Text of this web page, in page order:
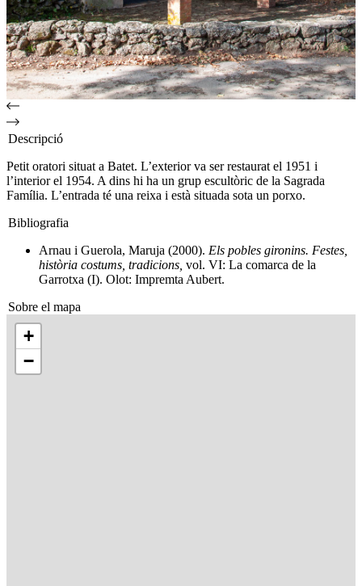
Descripció
Petit oratori situat a Batet. L’exterior va ser restaurat el 1951 i
l’interior el 1954. A dins hi ha un grup escultòric de la Sagrada
Família. L’entrada té una reixa i està situada sota un porxo.
Bibliografia
Arnau i Guerola, Maruja (2000). Els pobles gironins. Festes,
història costums, tradicions, vol. VI: La comarca de la
Garrotxa (I). Olot: Impremta Aubert.
Sobre el mapa
+
−